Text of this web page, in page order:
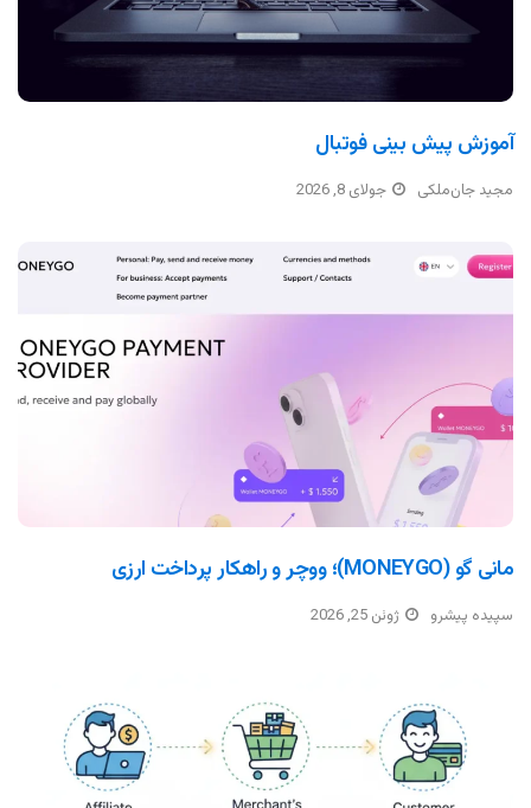
آموزش پیش بینی فوتبال
مجید جان‌ملکی جولای 8, 2026
مانی گو (MONEYGO)؛ ووچر و راهکار پرداخت ارزی
سپیده پیشرو ژوئن 25, 2026